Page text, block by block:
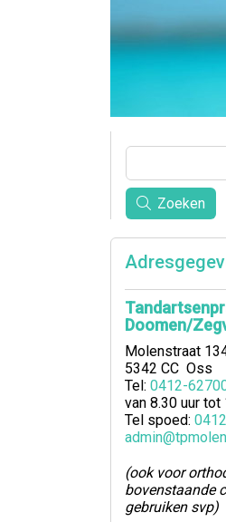
Zoeken
Doomen/
Molenstraat
5342 CC Oss
Tel: 0412-
van 8.30 uur tot
Tel spoed:
(ook voor
bovenstaande
gebruiken svp)